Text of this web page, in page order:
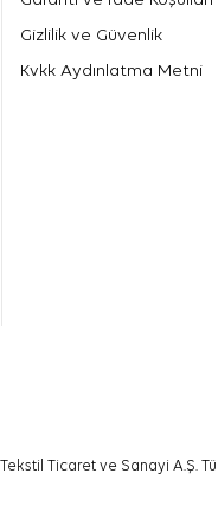
Gizlilik ve Güvenlik
Kvkk Aydınlatma Metni
Ticaret ve Sanayi A.Ş.